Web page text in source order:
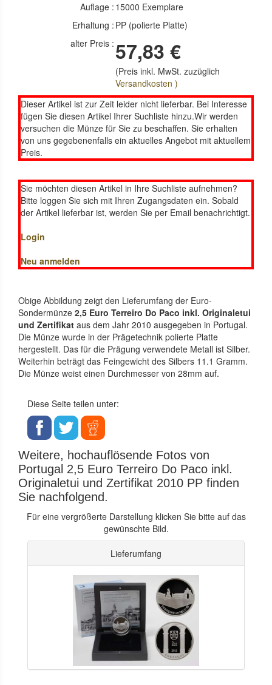
Auflage : 15000 Exemplare
Erhaltung : PP (polierte Platte)
alter Preis : 57,83 €
(Preis inkl. MwSt. zuzüglich
Versandkosten )
Dieser Artikel ist zur Zeit leider nicht lieferbar. Bei Interesse
fügen Sie diesen Artikel Ihrer Suchliste hinzu.Wir werden
versuchen die Münze für Sie zu beschaffen. Sie erhalten
von uns gegebenenfalls ein aktuelles Angebot mit aktuellem
Preis.
Sie möchten diesen Artikel in Ihre Suchliste aufnehmen?
Bitte loggen Sie sich mit Ihren Zugangsdaten ein. Sobald
der Artikel lieferbar ist, werden Sie per Email benachrichtigt.
Login
Neu anmelden
Obige Abbildung zeigt den Lieferumfang der Euro-
Sondermünze 2,5 Euro Terreiro Do Paco inkl. Originaletui
und Zertifikat aus dem Jahr 2010 ausgegeben in Portugal.
Die Münze wurde in der Prägetechnik polierte Platte
hergestellt. Das für die Prägung verwendete Metall ist Silber.
Weiterhin beträgt das Feingewicht des Silbers 11.1 Gramm.
Die Münze weist einen Durchmesser von 28mm auf.
Diese Seite teilen unter:
Weitere, hochauflösende Fotos von
Portugal 2,5 Euro Terreiro Do Paco inkl.
Originaletui und Zertifikat 2010 PP finden
Sie nachfolgend.
Für eine vergrößerte Darstellung klicken Sie bitte auf das
gewünschte Bild.
Lieferumfang